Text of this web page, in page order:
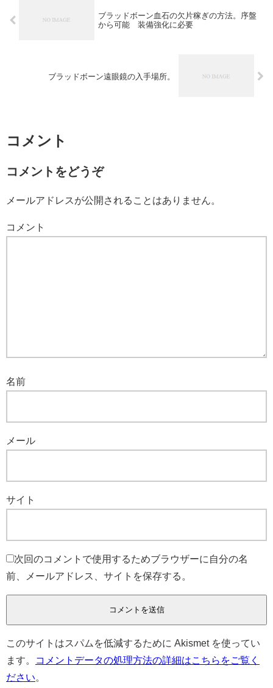
ブラッドボーン血石の欠片稼ぎの方法。序盤
から可能 装備強化に必要
ブラッドボーン遠眼鏡の入手場所。
コメント
コメントをどうぞ
メールアドレスが公開されることはありません。
コメント
名前
メール
サイト
次回のコメントで使用するためブラウザーに自分の名
前、メールアドレス、サイトを保存する。
このサイトはスパムを低減するために Akismet を使ってい
ます。
コメントデータの処理方法の詳細はこちらをご覧く
ださい。